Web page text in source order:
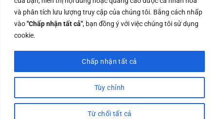
và phân tích lưu lượng truy cập của chúng tôi. Bằng cách nhấp
vào"Chấp nhận tất cả", bạn đồng ý với việc chúng tôi sử dụng
cookie.
Tùy chỉnh
Từ chối tất cả
Chấp nhận tất cả
Công ty TNHH Nam Bình Xương - Số ĐKKD: 0108783483
cấp ngày 14/06/2019 bởi Sở Kế Hoạch và Đầu Tư Tp. Hà
Nội
Copyrights @2023 Nam Binh Xuong. All Rights Reserved